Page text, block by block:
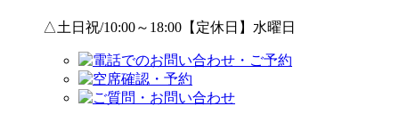
△土日祝/10:00～18:00【定休日】水曜日